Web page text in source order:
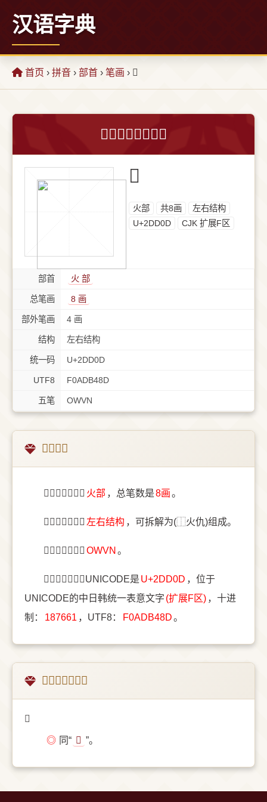
汉语字典
首页 › 拼音 › 部首 › 笔画 › 𭴍
𭴍字的意思和解释
𭴍
⽕部 共8画
左右结构
U+2DD0D
CJK 扩展F区
部首 ⽕ 部
总笔画 8 画
部外笔画 4 画
结构 左右结构
统一码 U+2DD0D
UTF8 F0ADB48D
五笔 OWVN
𭴍字概述
〔𭴍〕字部首是 ⽕部 ，总笔数是8画。
〔𭴍〕字结构是 左右结构 ，可拆解为(⿰火仇)组成。
〔𭴍〕字五笔是 OWVN 。
〔𭴍〕字统一码UNICODE是 U+2DD0D ，位于
UNICODE的中日韩统一表意文字 (扩展F区) ，十进
制：
187661 ，UTF8： F0ADB48D。
𭴍的古壮字释义
𭴍
◎ 同“ 𰝌 ”。